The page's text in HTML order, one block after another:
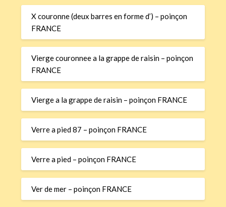
X couronne (deux barres en forme d’) – poinçon
FRANCE
Vierge couronnee a la grappe de raisin – poinçon
FRANCE
Vierge a la grappe de raisin – poinçon FRANCE
Verre a pied 87 – poinçon FRANCE
Verre a pied – poinçon FRANCE
Ver de mer – poinçon FRANCE